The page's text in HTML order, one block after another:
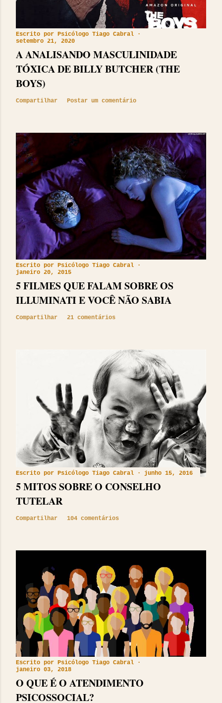
Escrito por Psicólogo Tiago Cabral
setembro 21, 2020
A ANALISANDO MASCULINIDADE
TÓXICA DE BILLY BUTCHER (THE
BOYS)
Compartilhar Postar um comentário
Escrito por Psicólogo Tiago Cabral
janeiro 20, 2015
5 FILMES QUE FALAM SOBRE OS
ILLUMINATI E VOCÊ NÃO SABIA
Compartilhar 21 comentários
Escrito por Psicólogo Tiago Cabral junho 15, 2016
5 MITOS SOBRE O CONSELHO
TUTELAR
Compartilhar 104 comentários
Escrito por Psicólogo Tiago Cabral
janeiro 03, 2018
O QUE É O ATENDIMENTO
PSICOSSOCIAL?